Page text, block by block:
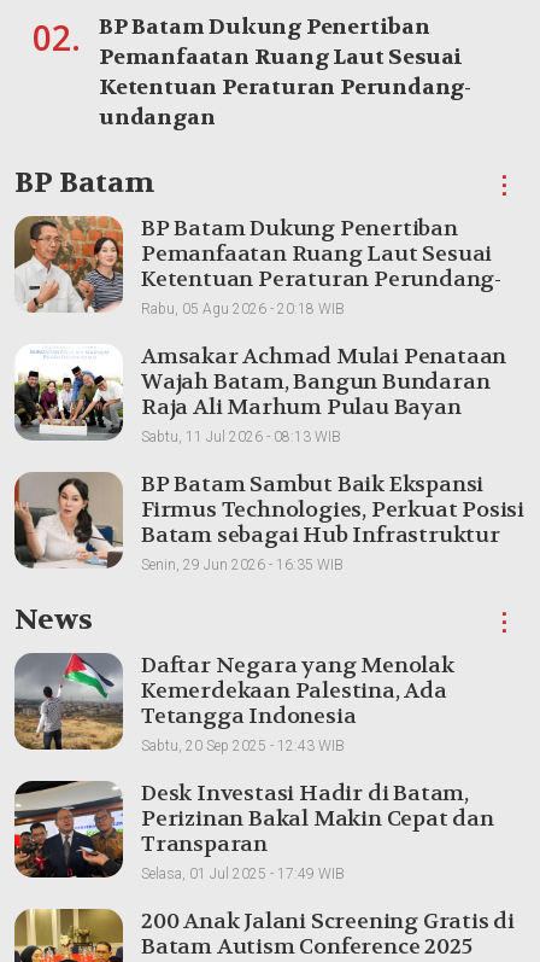
02.
BP Batam Dukung Penertiban
Pemanfaatan Ruang Laut Sesuai
Ketentuan Peraturan Perundang-
undangan
BP Batam ⋮
BP Batam Dukung Penertiban
Pemanfaatan Ruang Laut Sesuai
Ketentuan Peraturan Perundang-
undangan
Rabu, 05 Agu 2026 - 20:18 WIB
Amsakar Achmad Mulai Penataan
Wajah Batam, Bangun Bundaran
Raja Ali Marhum Pulau Bayan
Sabtu, 11 Jul 2026 - 08:13 WIB
BP Batam Sambut Baik Ekspansi
Firmus Technologies, Perkuat Posisi
Batam sebagai Hub Infrastruktur
AI Regional
Senin, 29 Jun 2026 - 16:35 WIB
News ⋮
Daftar Negara yang Menolak
Kemerdekaan Palestina, Ada
Tetangga Indonesia
Sabtu, 20 Sep 2025 - 12:43 WIB
Desk Investasi Hadir di Batam,
Perizinan Bakal Makin Cepat dan
Transparan
Selasa, 01 Jul 2025 - 17:49 WIB
200 Anak Jalani Screening Gratis di
Batam Autism Conference 2025